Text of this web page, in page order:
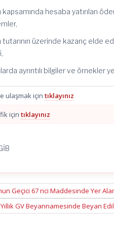
hesaba yatırılan
üzerinde kazanç elde
ayrıntılı bilgiler ve örnekler
ulaşmak içintıklayınız
içintıklayınız
Geçici 67 nci Maddesinde Yer
Yıllık GV Beyannamesinde Beyan